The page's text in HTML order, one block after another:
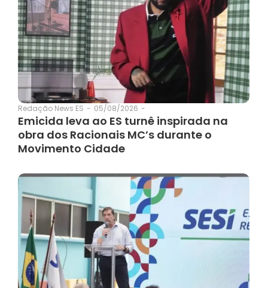
Redação News ES - 05/08/2026 -
Emicida leva ao ES turnê inspirada na
obra dos Racionais MC’s durante o
Movimento Cidade